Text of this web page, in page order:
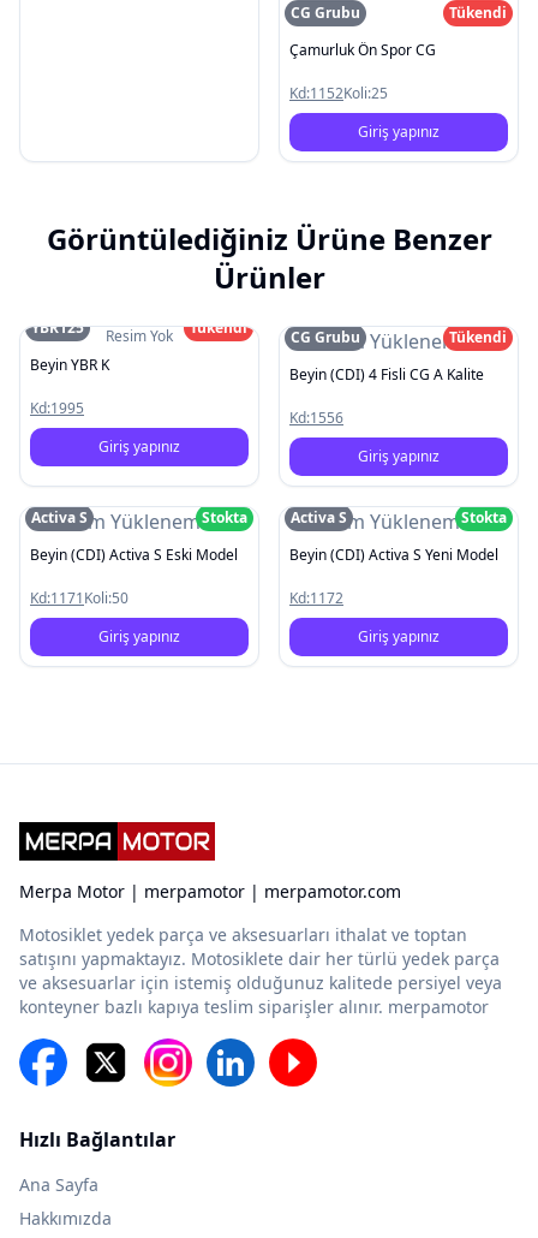
CG Grubu
Tükendi
Çamurluk Ön Spor CG
Kd:1152Koli:25
Giriş yapınız
Görüntülediğiniz Ürüne Benzer
Ürünler
Resim Yok
YBR125
Tükendi
Beyin YBR K
Kd:1995
Giriş yapınız
Resim Yüklenemedi
CG Grubu
Tükendi
Beyin (CDI) 4 Fisli CG A Kalite
Kd:1556
Giriş yapınız
Resim Yüklenemedi
Activa S
Stokta
Beyin (CDI) Activa S Eski Model
Kd:1171Koli:50
Giriş yapınız
Resim Yüklenemedi
Activa S
Stokta
Beyin (CDI) Activa S Yeni Model
Kd:1172
Giriş yapınız
Merpa Motor | merpamotor | merpamotor.com
Motosiklet yedek parça ve aksesuarları ithalat ve toptan
satışını yapmaktayız. Motosiklete dair her türlü yedek parça
ve aksesuarlar için istemiş olduğunuz kalitede persiyel veya
konteyner bazlı kapıya teslim siparişler alınır. merpamotor
Hızlı Bağlantılar
Ana Sayfa
Hakkımızda